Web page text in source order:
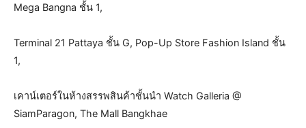
Mega Bangna ชั้น 1,
Terminal 21 Pattaya ชั้น G, Pop-Up Store Fashion Island ชั้น
1,
เคาน์เตอร์ในห้างสรรพสินค้าชั้นนำ Watch Galleria @
SiamParagon, The Mall Bangkhae